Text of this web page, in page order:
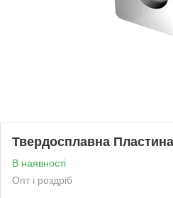
Твердосплавна
В наявності
Опт і роздріб